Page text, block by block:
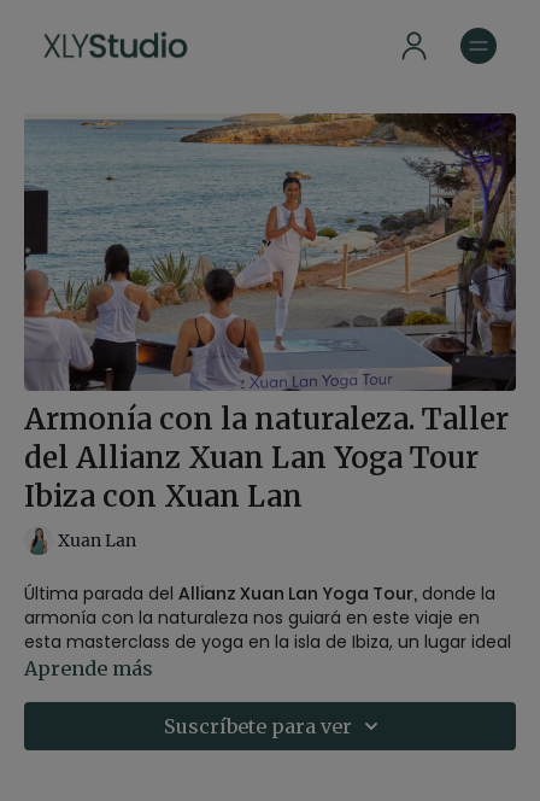
Armonía con la naturaleza. Taller
del Allianz Xuan Lan Yoga Tour
Ibiza con Xuan Lan
Xuan Lan
Última parada del Allianz Xuan Lan Yoga Tour, donde la
armonía con la naturaleza nos guiará en este viaje en
esta masterclass de yoga en la isla de Ibiza, un lugar ideal
para redescubrir esta fuerte conexión con la naturaleza,
nuestro entorno natural. Una clase de vinyasa, con
meditación y una sesión de estatic dance.
Aprende más
Suscríbete para ver